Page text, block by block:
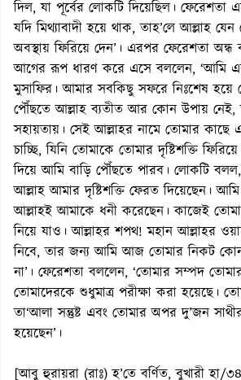
দিল, যা পূর্বের লোকটি দিয়েছিল। ফেরেশতা
যদি মিথ্যাবাদী হয়ে থাক, তাহ’লে আল্লাহ
অবস্থায় ফিরিয়ে দেন’। এরপর ফেরেশতা অন্ধ
আগের রূপ ধারণ করে এসে বললেন, ‘আমি
মুসাফির। আমার সবকিছু সফরে নিঃশেষ হয়ে
পৌঁছতে আল্লাহ ব্যতীত আর কোন উপায় নেই,
সহায়তায়। সেই আল্লাহর নামে তোমার কাছে
চাচ্ছি, যিনি তোমাকে তোমার দৃষ্টিশক্তি
দিয়ে আমি বাড়ি পৌঁছতে পারব। লোকটি
আল্লাহ আমার দৃষ্টিশক্তি ফেরত দিয়েছেন। আমি
আল্লাহই আমাকে ধনী করেছেন। কাজেই
নিয়ে যাও। আল্লাহর শপথ! মহান আল্লাহর
নিবে, তার জন্য আমি আজ তোমার নিকট কোন
না’। ফেরেশতা বললেন, ‘তোমার সম্পদ
তোমাদেরকে শুধুমাত্র পরীক্ষা করা হয়েছে।
তা‘আলা সন্তুষ্ট এবং তোমার অপর দু’জন সাথীর
হয়েছেন’।
[আবু হুরায়রা (রাঃ) হ’তে বর্ণিত, বুখারী হা/